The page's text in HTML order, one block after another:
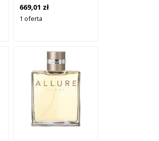
669,01 zł
1 oferta